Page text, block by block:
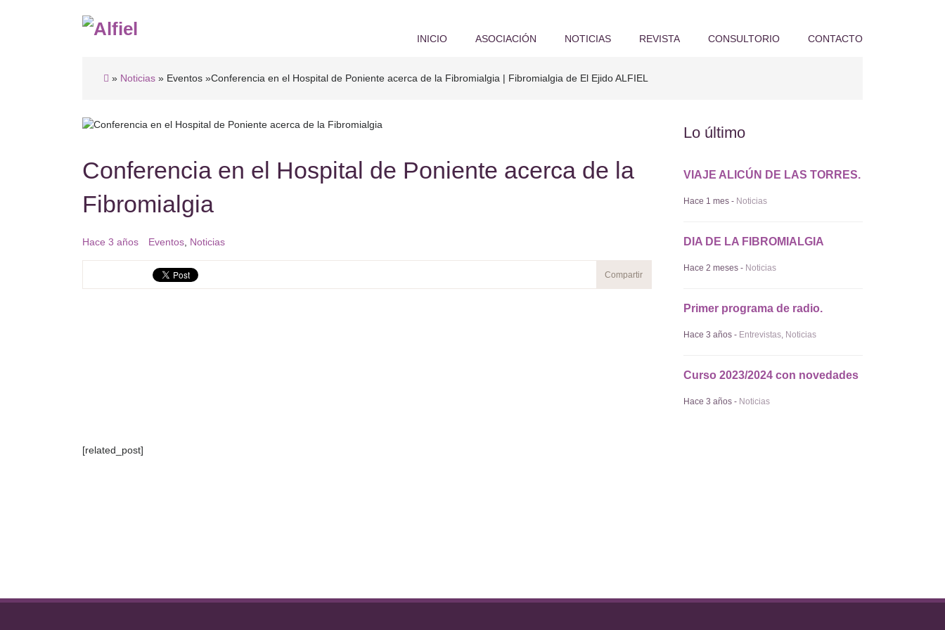
INICIO ASOCIACIÓN NOTICIAS REVISTA CONSULTORIO CONTACTO
» Noticias » Eventos »Conferencia en el Hospital de Poniente acerca de la Fibromialgia | Fibromialgia de El Ejido ALFIEL
Conferencia en el Hospital de Poniente acerca de la
Fibromialgia
Hace 3 años Eventos, Noticias
Lo último
VIAJE ALICÚN DE LAS TORRES.
Hace 1 mes - Noticias
DIA DE LA FIBROMIALGIA
Hace 2 meses - Noticias
Primer programa de radio.
Hace 3 años - Entrevistas Noticias
Curso 2023/2024 con novedades
Hace 3 años - Noticias
[related_post]